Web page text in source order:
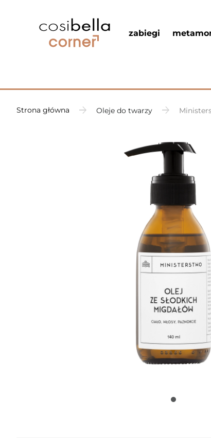
zabiegi
Strona główna Oleje do twarzy